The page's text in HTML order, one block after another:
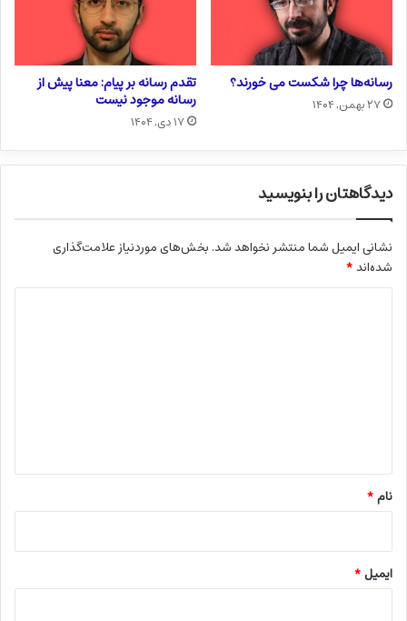
رسانه‌ها چرا شکست می خورند؟
۲۷ بهمن, ۱۴۰۴
تقدم رسانه بر پیام: معنا پیش از
رسانه موجود نیست
۱۷ دی, ۱۴۰۴
دیدگاهتان را بنویسید
نشانی ایمیل شما منتشر نخواهد شد. بخش‌های موردنیاز علامت‌گذاری
شده‌اند*
نام*
ایمیل*